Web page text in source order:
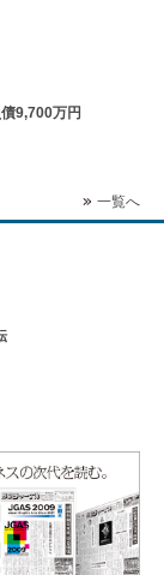
9,700万円
一覧へ